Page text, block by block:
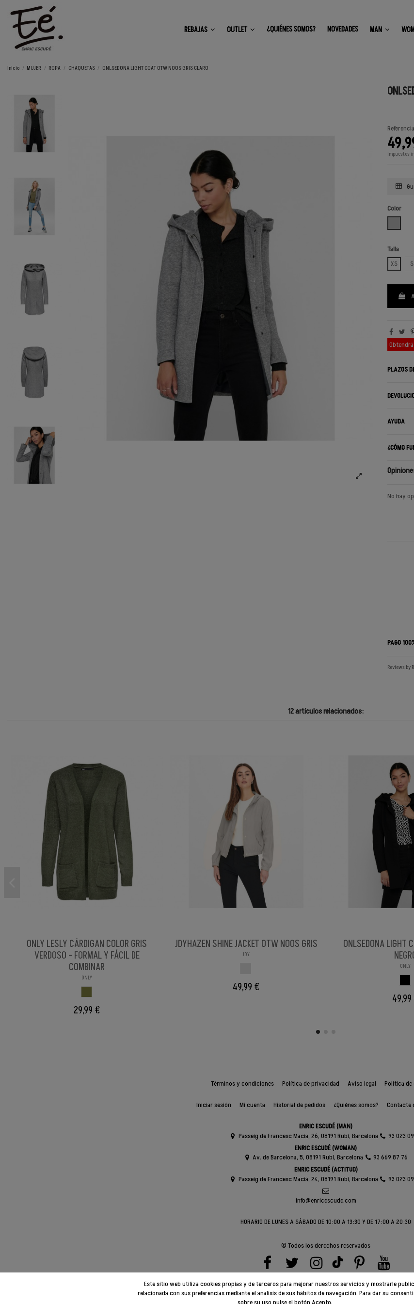
REBAJAS OUTLET ¿QUIÉNES SOMOS? NOVEDADES MAN
Inicio MUJER ROPA CHAQUETAS ONLSEDONA LIGHT COAT OTW NOOS GRIS CLARO
Referencia
Impuestos
Color
Talla
XS
S
PLAZOS
AYUDA
¿CÓMO
No hay
PAGO
Reviews by
12 artículos relacionados:
ONLY LESLY CÁRDIGAN COLOR GRIS
VERDOSO - FORMAL Y FÁCIL DE
COMBINAR
ONLY
29,99 €
JDYHAZEN SHINE JACKET OTW NOOS GRIS
JDY
49,99 €
ONLSEDONA LIGHT
ONLY
Términos y condiciones Política de privacidad Aviso legal Política de
Iniciar sesión Mi cuenta Historial de pedidos ¿Quiénes somos? Contacte
ENRIC ESCUDÉ (MAN)
Passeig de Francesc Macià, 26, 08191 Rubí, Barcelona
93 023
ENRIC ESCUDÉ (WOMAN)
Av. de Barcelona, 5, 08191 Rubí, Barcelona
93 669 87 76
ENRIC ESCUDÉ (ACTITUD)
Passeig de Francesc Macià, 24, 08191 Rubí, Barcelona
93 023
info@enricescude.com
HORARIO DE LUNES A SÁBADO DE 10:00 A 13:30 Y DE 17:00 A 20:30
Este sitio web utiliza cookies propias y de terceros para mejorar nuestros servicios y mostrarle
relacionada con sus preferencias mediante el análisis de sus hábitos de navegación. Para dar su
© Todos los derechos reservados